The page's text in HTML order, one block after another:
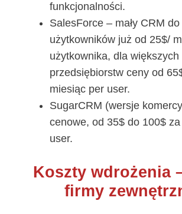
funkcjonalności.
SalesForce – mały CRM do
użytkowników już od 25$/
użytkownika, dla większych
przedsiębiorstw ceny od
miesiąc per user.
SugarCRM (wersje
cenowe, od 35$ do 100$
user.
Koszty wdrożenia
firmy